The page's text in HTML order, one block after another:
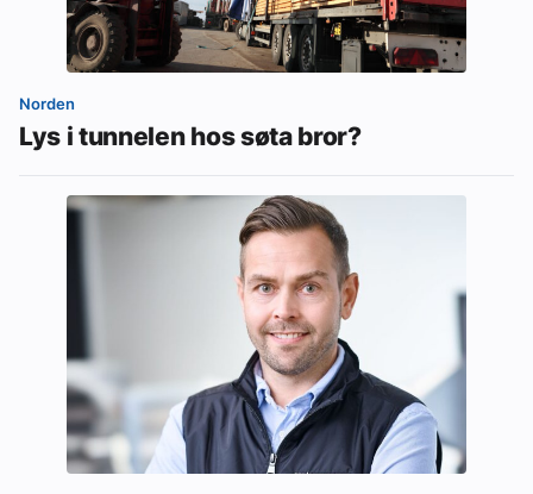
Norden
Lys i tunnelen hos søta bror?